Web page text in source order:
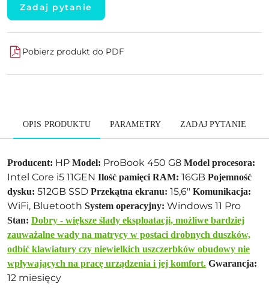
Zadaj pytanie
Pobierz produkt do PDF
OPIS PRODUKTU PARAMETRY ZADAJ PYTANIE
Producent: HP Model: ProBook 450 G8 Model procesora:
Intel Core i5 11GEN Ilość pamięci RAM: 16GB Pojemność
dysku: 512GB SSD Przekątna ekranu: 15,6" Komunikacja:
WiFi, Bluetooth System operacyjny: Windows 11 Pro
Stan: Dobry - większe ślady eksploatacji, możliwe bardziej
zauważalne wady na matrycy w postaci drobnych duszków,
odbić klawiatury czy niewielkich uszczerbków obudowy nie
wpływających na pracę urządzenia i jej komfort. Gwarancja:
12 miesięcy